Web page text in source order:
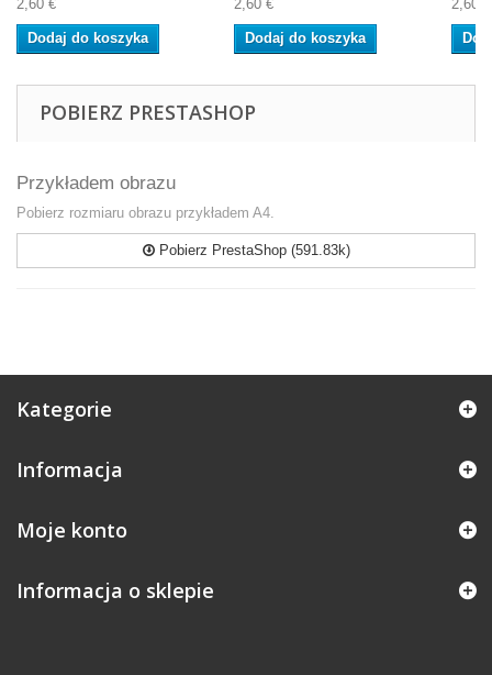
2,60 €
Dodaj do koszyka
2,60 €
Dodaj do koszyka
2,60 €
POBIERZ PRESTASHOP
Przykładem obrazu
Pobierz rozmiaru obrazu przykładem A4.
Pobierz PrestaShop (591.83k)
Kategorie
Informacja
Moje konto
Informacja o sklepie